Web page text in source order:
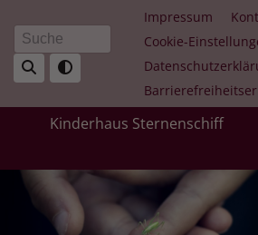
zum
Inhalt
Suche
Impressum
Cookie-
Kinderhaus Sternenschiff